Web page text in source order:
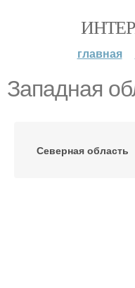
главная
Западная
Северная область